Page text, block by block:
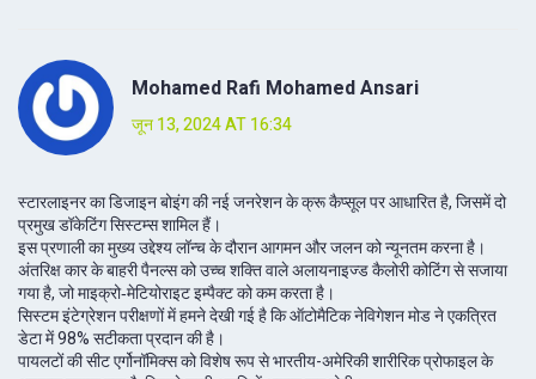
Mohamed Rafi Mohamed Ansari
जून 13, 2024 AT 16:34
स्टारलाइनर का डिजाइन बोइंग की नई जनरेशन के क्रू कैप्सूल पर आधारित है, जिसमें दो
प्रमुख डॉकेटिंग सिस्टम्स शामिल हैं।
इस प्रणाली का मुख्य उद्देश्य लॉन्च के दौरान आगमन और जलन को न्यूनतम करना है।
अंतरिक्ष कार के बाहरी पैनल्स को उच्च शक्ति वाले अलायनाइज्ड कैलोरी कोटिंग से सजाया
गया है, जो माइक्रो‑मेटियोराइट इम्पैक्ट को कम करता है।
सिस्टम इंटेग्रेशन परीक्षणों में हमने देखी गई है कि ऑटोमैटिक नेविगेशन मोड ने एकत्रित
डेटा में 98% सटीकता प्रदान की है।
पायलटों की सीट एर्गोनॉमिक्स को विशेष रूप से भारतीय-अमेरिकी शारीरिक प्रोफाइल के